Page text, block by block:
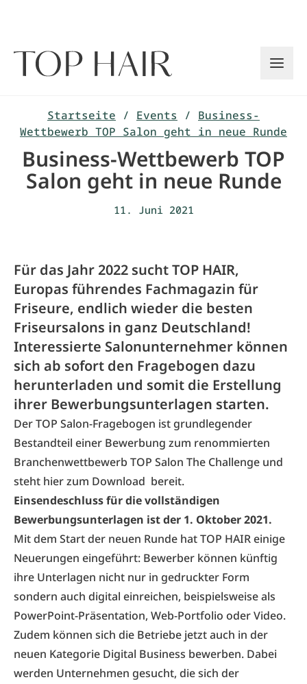
Startseite / Events / Business-
Wettbewerb TOP Salon geht in neue Runde
Business-Wettbewerb TOP
Salon geht in neue Runde
11. Juni 2021
Für das Jahr 2022 sucht TOP HAIR,
Europas führendes Fachmagazin für
Friseure, endlich wieder die besten
Friseursalons in ganz Deutschland!
Interessierte Salonunternehmer können
sich ab sofort den Fragebogen dazu
herunterladen und somit die Erstellung
ihrer Bewerbungsunterlagen starten.
Der TOP Salon-Fragebogen ist grundlegender
Bestandteil einer Bewerbung zum renommierten
Branchenwettbewerb TOP Salon The Challenge und
steht hier zum Download bereit.
Einsendeschluss für die vollständigen
Bewerbungsunterlagen ist der 1. Oktober 2021.
Mit dem Start der neuen Runde hat TOP HAIR einige
Neuerungen eingeführt: Bewerber können künftig
ihre Unterlagen nicht nur in gedruckter Form
sondern auch digital einreichen, beispielsweise als
PowerPoint-Präsentation, Web-Portfolio oder Video.
Zudem können sich die Betriebe jetzt auch in der
neuen Kategorie Digital Business bewerben. Dabei
werden Unternehmen gesucht, die sich der